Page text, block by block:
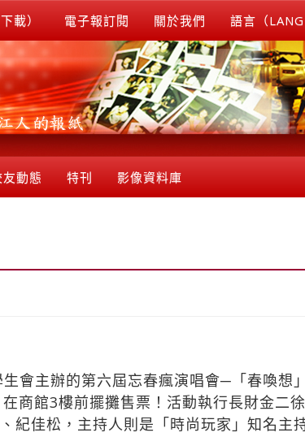
載） 電子報訂閱 關於我們 語言（
友動態 特刊 影像資料庫
會主辦的第六屆忘春瘋演唱會─「春喚想
商館3樓前擺攤售票！活動執行長財金二
佳松，主持人則是「時尚玩家」知名主